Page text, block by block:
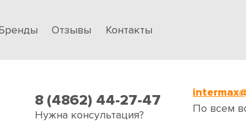
Отзывы Контакты
8 (4862) 44-27-47
Нужна консультация?
По всем